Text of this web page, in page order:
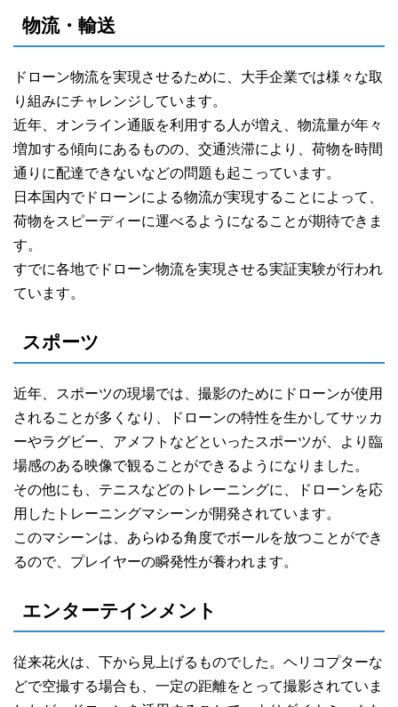
物流・輸送
ドローン物流を実現させるために、大手企業では様々な取
り組みにチャレンジしています。
近年、オンライン通販を利用する人が増え、物流量が年々
増加する傾向にあるものの、交通渋滞により、荷物を時間
通りに配達できないなどの問題も起こっています。
日本国内でドローンによる物流が実現することによって、
荷物をスピーディーに運べるようになることが期待できま
す。
すでに各地でドローン物流を実現させる実証実験が行われ
ています。
スポーツ
近年、スポーツの現場では、撮影のためにドローンが使用
されることが多くなり、ドローンの特性を生かしてサッカ
ーやラグビー、アメフトなどといったスポーツが、より臨
場感のある映像で観ることができるようになりました。
その他にも、テニスなどのトレーニングに、ドローンを応
用したトレーニングマシーンが開発されています。
このマシーンは、あらゆる角度でボールを放つことができ
るので、プレイヤーの瞬発性が養われます。
エンターテインメント
従来花火は、下から見上げるものでした。ヘリコプターな
どで空撮する場合も、一定の距離をとって撮影されていま